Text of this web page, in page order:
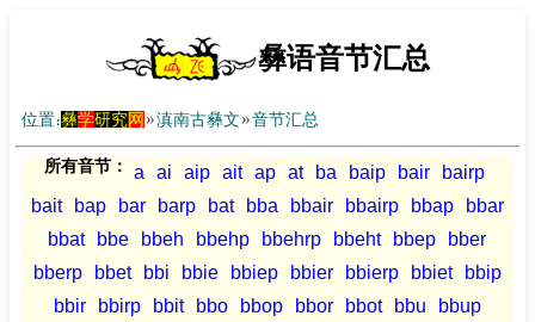
彝语音节汇总
位置：彝学研究网 »滇南古彝文 »音节汇总
所有音节： a ai aip ait ap at ba baip bair
bairp
bait
bap bar barp bat bba bbair bbairp bbap
bbar
bbat
bbe bbeh bbehp bbehrp bbeht bbep
bber
bberp
bbet bbi bbie bbiep bbier bbierp bbiet
bbip
bbir
bbirp bbit bbo bbop bbor bbot bbu
bbup